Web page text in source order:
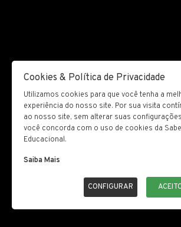
Cookies & Política de Privacidade
Utilizamos cookies para que você tenha a
experiência do nosso site. Por sua visita
ao nosso site, sem alterar suas
você concorda com o uso de cookies da
Educacional.
Saiba Mais
CONFIGURAR